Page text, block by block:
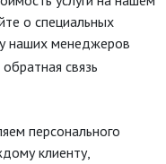
о специальных
наших менеджеров
персонального
клиенту,